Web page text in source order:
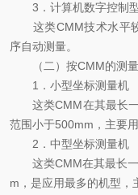
3．计算机数字控制
这类CMM技术水平较
序自动测量。
（二）按CMM的测量
1．小型坐标测量机
这类CMM在其最长一
范围小于500mm，主要
2．中型坐标测量机
这类CMM在其最长一
m，是应用最多的机型，